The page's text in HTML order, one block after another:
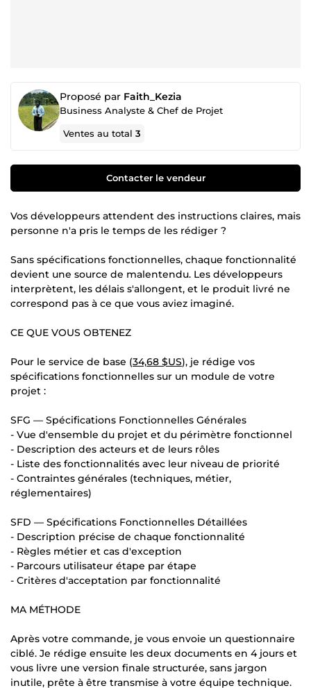
Proposé par Faith_Kezia
Business Analyste & Chef de Projet
Ventes au total3
Contacter le vendeur
Vos développeurs attendent des instructions claires, mais
personne n'a pris le temps de les rédiger ?
Sans spécifications fonctionnelles, chaque fonctionnalité
devient une source de malentendu. Les développeurs
interprètent, les délais s'allongent, et le produit livré ne
correspond pas à ce que vous aviez imaginé.
CE QUE VOUS OBTENEZ
Pour le service de base (34,68 $US), je rédige vos
spécifications fonctionnelles sur un module de votre
projet :
SFG — Spécifications Fonctionnelles Générales
- Vue d'ensemble du projet et du périmètre fonctionnel
- Description des acteurs et de leurs rôles
- Liste des fonctionnalités avec leur niveau de priorité
- Contraintes générales (techniques, métier,
réglementaires)
SFD — Spécifications Fonctionnelles Détaillées
- Description précise de chaque fonctionnalité
- Règles métier et cas d'exception
- Parcours utilisateur étape par étape
- Critères d'acceptation par fonctionnalité
MA MÉTHODE
Après votre commande, je vous envoie un questionnaire
ciblé. Je rédige ensuite les deux documents en 4 jours et
vous livre une version finale structurée, sans jargon
inutile, prête à être transmise à votre équipe technique.